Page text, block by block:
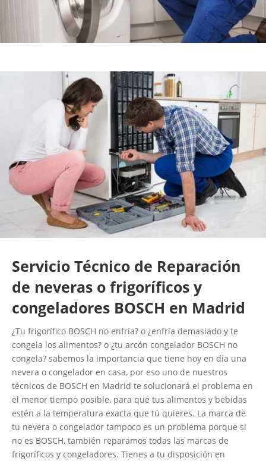
Servicio Técnico de Reparación
de neveras o frigoríficos y
congeladores BOSCH en Madrid
¿Tu frigorífico BOSCH no enfría? o ¿enfría demasiado y te
congela los alimentos? o ¿tu arcón congelador BOSCH no
congela? sabemos la importancia que tiene hoy en día una
nevera o congelador en casa, por eso uno de nuestros
técnicos de BOSCH en Madrid te solucionará el problema en
el menor tiempo posible, para que tus alimentos y bebidas
estén a la temperatura exacta que tú quieres. La marca de
tu nevera o congelador tampoco es un problema porque si
no es BOSCH, también reparamos todas las marcas de
frigoríficos y congeladores. Tienes a tu disposición en